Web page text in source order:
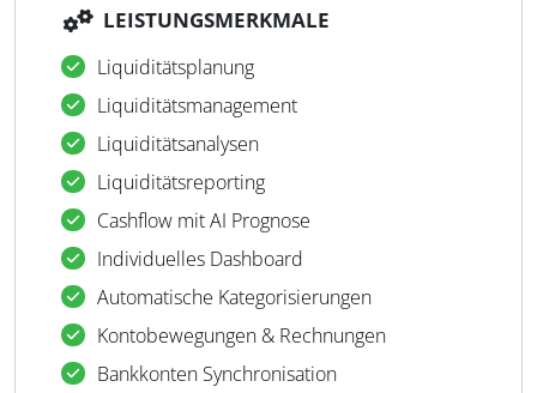
LEISTUNGSMERKMALE
Liquiditätsplanung
Liquiditätsmanagement
Liquiditätsanalysen
Liquiditätsreporting
Cashflow mit AI Prognose
Individuelles Dashboard
Automatische Kategorisierungen
Kontobewegungen & Rechnungen
Bankkonten Synchronisation